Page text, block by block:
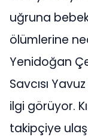
uğruna
ölümlerine
Yenidoğan
Savcısı
ilgi görüyor.
takipçiye